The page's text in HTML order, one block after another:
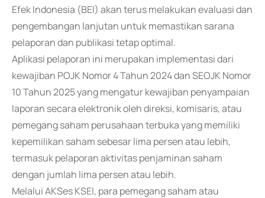
Efek Indonesia (BEI) akan terus melakukan evaluasi dan
pengembangan lanjutan untuk memastikan sarana
pelaporan dan publikasi tetap optimal.
Aplikasi pelaporan ini merupakan implementasi dari
kewajiban POJK Nomor 4 Tahun 2024 dan SEOJK Nomor
10 Tahun 2025 yang mengatur kewajiban penyampaian
laporan secara elektronik oleh direksi, komisaris, atau
pemegang saham perusahaan terbuka yang memiliki
kepemilikan saham sebesar lima persen atau lebih,
termasuk pelaporan aktivitas penjaminan saham
dengan jumlah lima persen atau lebih.
Melalui AKSes KSEI, para pemegang saham atau